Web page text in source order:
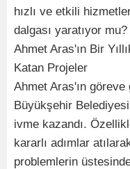
hızlı ve etkili
dalgası yaratıyor mu?
Ahmet Aras'ın Bir
Katan Projeler
Ahmet Aras'ın
Büyükşehir
ivme kazandı.
kararlı adımlar
problemlerin